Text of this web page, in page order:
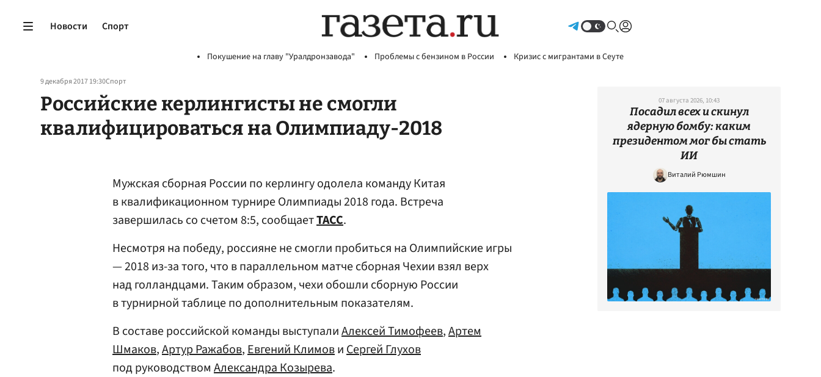
Новости Спорт
Покушение на главу "Уралдронзавода" Проблемы с бензином в России Кризис с мигрантами в Сеуте
9 декабря 2017 19:30Спорт
Российские керлингисты не смогли
квалифицироваться на Олимпиаду-2018
Мужская сборная России по керлингу одолела команду Китая
в квалификационном турнире Олимпиады 2018 года. Встреча
завершилась со счетом 8:5, сообщаетТАСС.
Несмотря на победу, россияне не смогли пробиться на Олимпийские игры
— 2018 из-за того, что в параллельном матче сборная Чехии взял верх
над голландцами. Таким образом, чехи обошли сборную России
в турнирной таблице по дополнительным показателям.
В составе российской команды выступалиАлексей Тимофеев,Артем
Шмаков,Артур Ражабов,Евгений КлимовиСергей Глухов
под руководством Александра Козырева.
07 августа 2026, 10:43
Посадил всех и скинул
ядерную бомбу: каким
президентом мог бы стать
ИИ
Виталий Рюмшин